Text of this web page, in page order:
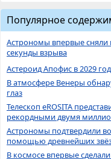
Популярное
Астрономы впервые сняли
секунды взрыва
Астероид Апофис в 2029
В атмосфере Венеры
глаз
Телескоп eROSITA
рекордными двумя
Астрономы подтвердили
помощью древнейших
В космосе впервые